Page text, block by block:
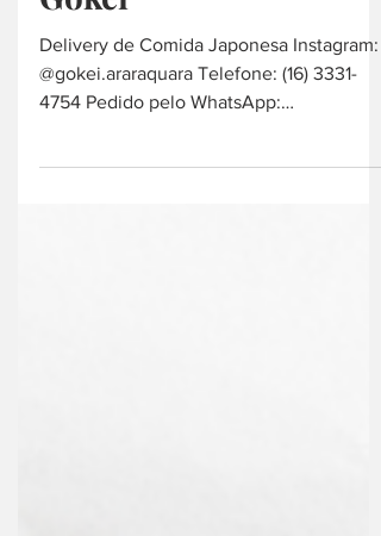
poke
Gokei
Delivery de Comida Japonesa Instagram:
4754 Pedido pelo WhatsApp: